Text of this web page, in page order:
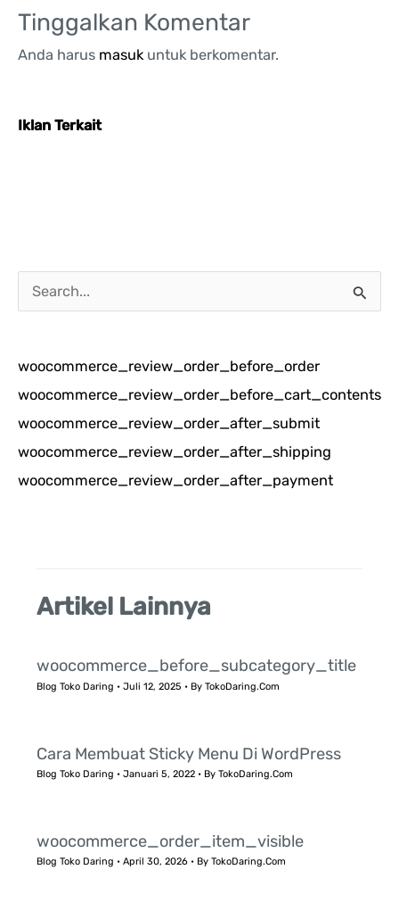
Tinggalkan Komentar
Anda harus masukuntuk berkomentar.
Iklan Terkait
a
i
u
n
t
u
woocommerce_review_order_before_order
woocommerce_review_order_before_cart_contents
woocommerce_review_order_after_submit
woocommerce_review_order_after_shipping
woocommerce_review_order_after_payment
Artikel Lainnya
woocommerce_before_subcategory_title
Blog Toko Daring •Juli 12, 2025 • ByTokoDaring.Com
Cara Membuat Sticky Menu Di WordPress
Blog Toko Daring •Januari 5, 2022 • ByTokoDaring.Com
woocommerce_order_item_visible
Blog Toko Daring •April 30, 2026 • ByTokoDaring.Com